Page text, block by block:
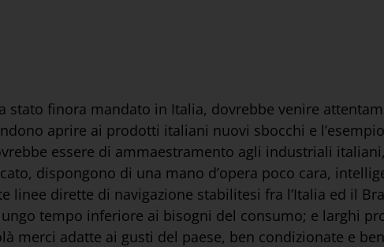
finora mandato in Italia, dovrebbe venire
aprire ai prodotti italiani nuovi sbocchi e
essere di ammaestramento agli industriali
dispongono di una mano d’opera poco cara,
dirette di navigazione stabilitesi fra l’Italia ed il
tempo inferiore ai bisogni del consumo; e larghi
merci adatte ai gusti del paese, ben condizionate e